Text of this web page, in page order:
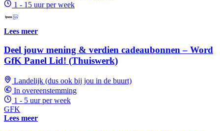
1 - 15 uur per week
Lees meer
Deel jouw mening & verdien cadeaubonnen – Word
GfK Panel Lid! (Thuiswerk)
Landelijk (dus ook bij jou in de buurt)
In overeenstemming
1 - 5 uur per week
GFK
Lees meer